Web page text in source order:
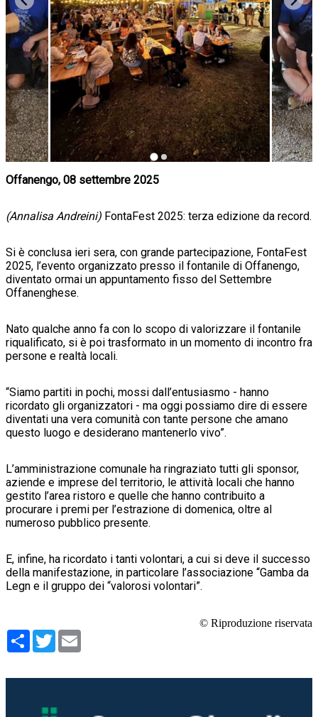
Offanengo, 08 settembre 2025
(Annalisa Andreini) FontaFest 2025: terza edizione da record.
Si è conclusa ieri sera, con grande partecipazione, FontaFest
2025, l’evento organizzato presso il fontanile di Offanengo,
diventato ormai un appuntamento fisso del Settembre
Offanenghese.
Nato qualche anno fa con lo scopo di valorizzare il fontanile
riqualificato, si è poi trasformato in un momento di incontro fra
persone e realtà locali.
“Siamo partiti in pochi, mossi dall’entusiasmo - hanno
ricordato gli organizzatori - ma oggi possiamo dire di essere
diventati una vera comunità con tante persone che amano
questo luogo e desiderano mantenerlo vivo”.
L’amministrazione comunale ha ringraziato tutti gli sponsor,
aziende e imprese del territorio, le attività locali che hanno
gestito l’area ristoro e quelle che hanno contribuito a
procurare i premi per l’estrazione di domenica, oltre al
numeroso pubblico presente.
E, infine, ha ricordato i tanti volontari, a cui si deve il successo
della manifestazione, in particolare l’associazione “Gamba da
Legn e il gruppo dei “valorosi volontari”.
© Riproduzione riservata
Condividi
Twitter